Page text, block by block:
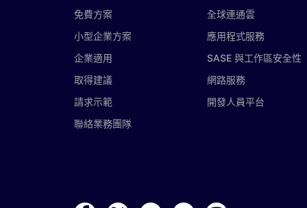
免費方案
小型企業方案
企業適用
取得建議
請求示範
聯絡業務團隊
全球連通雲
應用程式服務
SASE 與工作區安全性
網路服務
開發人員平台